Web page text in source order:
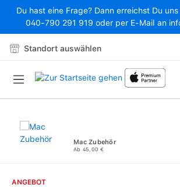
Zum Hauptinhalt springen
Du hast eine Frage? Dann erreichst Du
040-790 291 919 oder per E-Mail an
Standort auswählen
Mac Zubehör
Ab 45,00 €
ANGEBOT